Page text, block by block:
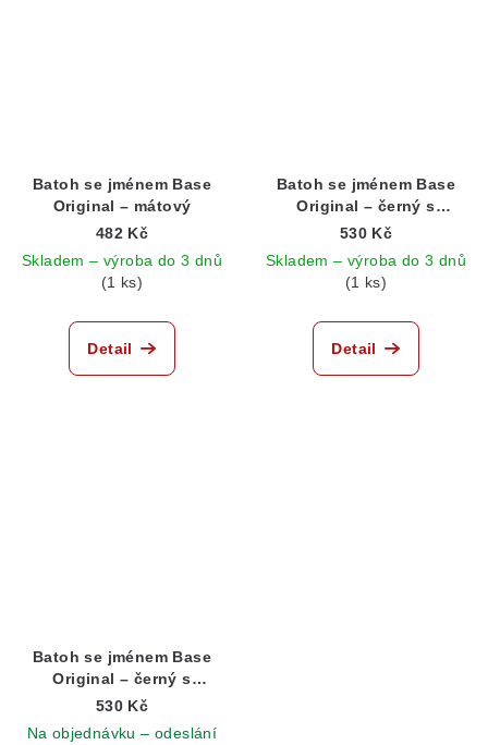
Batoh se jménem Base
Original – mátový
482 Kč
Skladem – výroba do 3 dnů
(1 ks)
Detail
Batoh se jménem Base
Original – černý s
třpytivým písmem
530 Kč
Skladem – výroba do 3 dnů
(1 ks)
Detail
Batoh se jménem Base
Original – černý s
reflexním písmem
530 Kč
Na objednávku – odeslání